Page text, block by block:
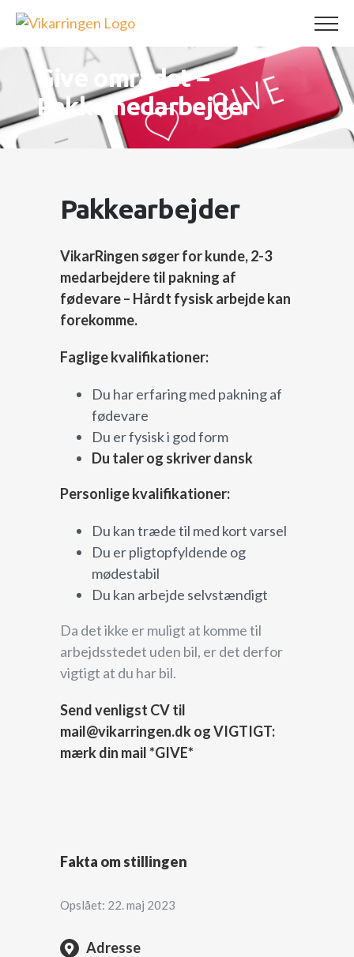
Skip
content
Give området –
Pakkemedarbejder
Pakkearbejder
VikarRingen søger for kunde, 2-3
medarbejdere til pakning af
fødevare – Hårdt fysisk arbejde kan
forekomme.
Faglige kvalifikationer:
Du har erfaring med pakning af
fødevare
Du er fysisk i god form
Du taler og skriver dansk
Personlige kvalifikationer:
Du kan træde til med kort varsel
Du er pligtopfyldende og
mødestabil
Du kan arbejde selvstændigt
Da det ikke er muligt at komme til
arbejdsstedet uden bil, er det derfor
vigtigt at du har bil.
Send venligst CV til
mail@vikarringen.dk og VIGTIGT:
mærk din mail *GIVE*
Fakta om stillingen
Opslået: 22. maj 2023
Adresse